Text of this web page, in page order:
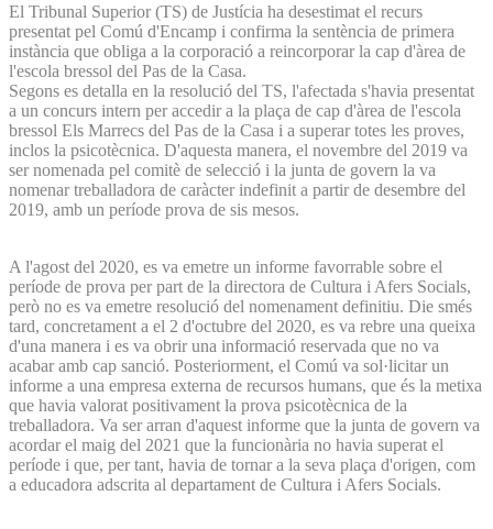
El Tribunal Superior (TS) de Justícia ha desestimat el recurs
presentat pel Comú d'Encamp i confirma la sentència de primera
instància que obliga a la corporació a reincorporar la cap d'àrea de
l'escola bressol del Pas de la Casa.
Segons es detalla en la resolució del TS, l'afectada s'havia presentat
a un concurs intern per accedir a la plaça de cap d'àrea de l'escola
bressol Els Marrecs del Pas de la Casa i a superar totes les proves,
inclos la psicotècnica. D'aquesta manera, el novembre del 2019 va
ser nomenada pel comitè de selecció i la junta de govern la va
nomenar treballadora de caràcter indefinit a partir de desembre del
2019, amb un període prova de sis mesos.
A l'agost del 2020, es va emetre un informe favorrable sobre el
període de prova per part de la directora de Cultura i Afers Socials,
però no es va emetre resolució del nomenament definitiu. Die smés
tard, concretament a el 2 d'octubre del 2020, es va rebre una queixa
d'una manera i es va obrir una informació reservada que no va
acabar amb cap sanció. Posteriorment, el Comú va sol·licitar un
informe a una empresa externa de recursos humans, que és la metixa
que havia valorat positivament la prova psicotècnica de la
treballadora. Va ser arran d'aquest informe que la junta de govern va
acordar el maig del 2021 que la funcionària no havia superat el
període i que, per tant, havia de tornar a la seva plaça d'origen, com
a educadora adscrita al departament de Cultura i Afers Socials.